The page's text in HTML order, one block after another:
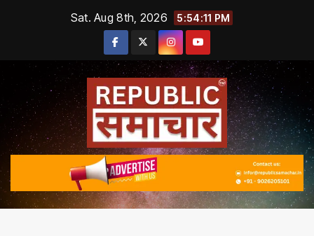
Sat. Aug 8th, 2026 5:54:11 PM